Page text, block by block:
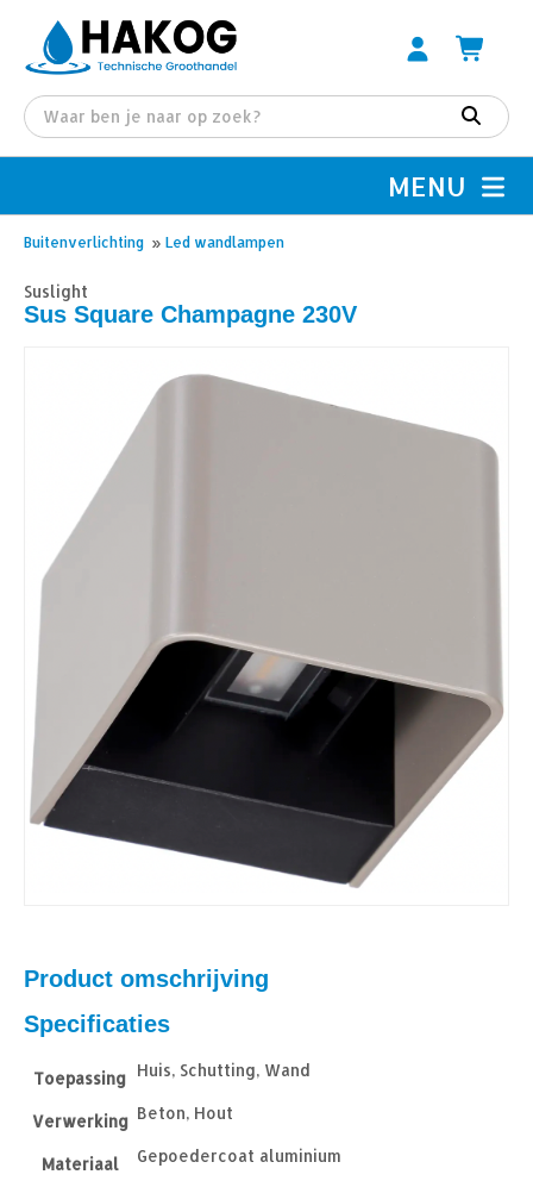
MENU
Buitenverlichting » Led wandlampen
Suslight
Sus Square Champagne 230V
Product omschrijving
Specificaties
Toepassing Huis, Schutting, Wand
Verwerking Beton, Hout
Materiaal Gepoedercoat aluminium